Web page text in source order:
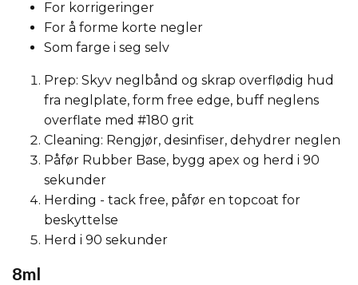
For korrigeringer
For å forme korte negler
Som farge i seg selv
Prep: Skyv neglbånd og skrap overflødig hud
fra neglplate, form free edge, buff neglens
overflate med #180 grit
Cleaning: Rengjør, desinfiser, dehydrer neglen
Påfør Rubber Base, bygg apex og herd i 90
sekunder
Herding - tack free, påfør en topcoat for
beskyttelse
Herd i 90 sekunder
8ml